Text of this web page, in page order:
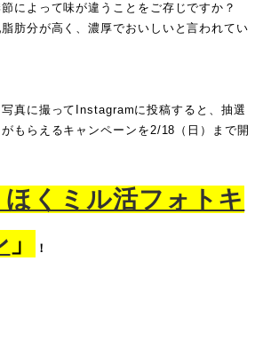
によって味が違うことをご存じですか？
肪分が高く、濃厚でおいしいと言われてい
真に撮ってInstagramに投稿すると、抽選
もらえるキャンペーンを2/18（日）まで開
！
ほくミル活フォトキ
」 ！